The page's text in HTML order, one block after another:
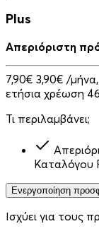
Plus
Απεριόριστη
7,90€ 3,90€ /μήνα,
ετήσια χρέωση
Τι περιλαμβάνει;
Καταλόγου
Ενεργοποίηση
Ισχύει για τους